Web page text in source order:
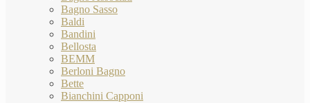
Bagno Sasso
Baldi
Bandini
Bellosta
BEMM
Berloni Bagno
Bette
Bianchini Capponi